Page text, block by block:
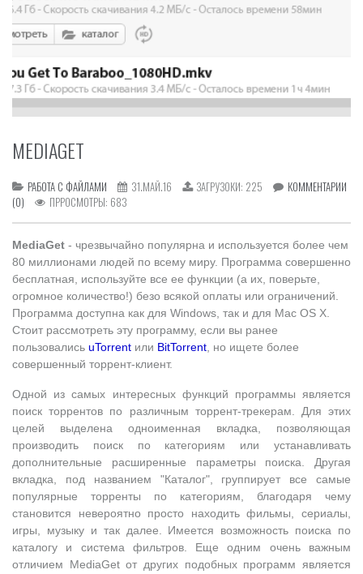
MEDIAGET
РАБОТА С ФАЙЛАМИ 31.МАЙ.16 ЗАГРУЗОКИ: 225
КОММЕНТАРИИ
(0)
ПРРОСМОТРЫ: 683
MediaGet - чрезвычайно популярна и используется более чем
80 миллионами людей по всему миру. Программа совершенно
бесплатная, используйте все ее функции (а их, поверьте,
огромное количество!) безо всякой оплаты или ограничений.
Программа доступна как для Windows, так и для Mac OS X.
Стоит рассмотреть эту программу, если вы ранее
пользовались uTorrent или BitTorrent , но ищете более
совершенный торрент-клиент.
Одной из самых интересных функций программы является
поиск торрентов по различным торрент-трекерам. Для этих
целей выделена одноименная вкладка, позволяющая
производить поиск по категориям или устанавливать
дополнительные расширенные параметры поиска. Другая
вкладка, под названием "Каталог", группирует все самые
популярные торренты по категориям, благодаря чему
становится невероятно просто находить фильмы, сериалы,
игры, музыку и так далее. Имеется возможность поиска по
каталогу и система фильтров. Еще одним очень важным
отличием MediaGet от других подобных программ является